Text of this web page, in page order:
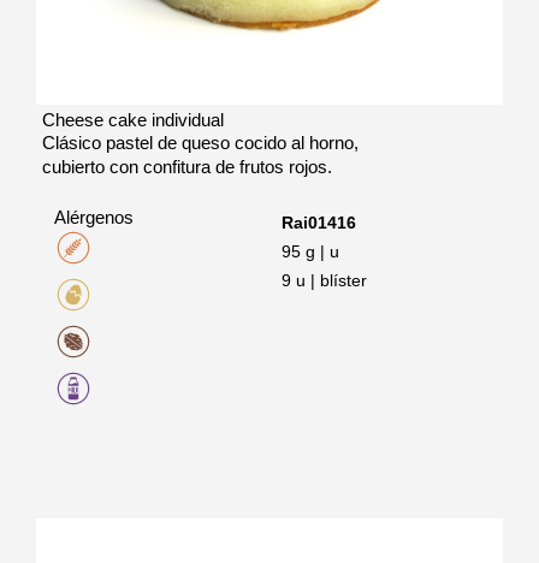
Cheese cake individual
Clásico pastel de queso cocido al horno,
cubierto con confitura de frutos rojos.
Alérgenos
Rai01416
95 g | u
9 u | blíster